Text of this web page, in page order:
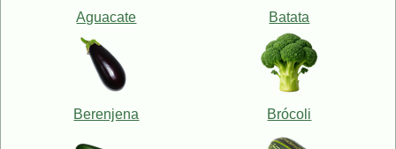
Aguacate Batata
Berenjena Brócoli